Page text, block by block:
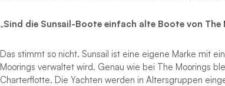
„Sind die Sunsail-Boote einfach alte Boote von The
Das stimmt so nicht. Sunsail ist eine eigene Marke mit
Moorings verwaltet wird. Genau wie bei The Moorings
Charterflotte. Die Yachten werden in Altersgruppen